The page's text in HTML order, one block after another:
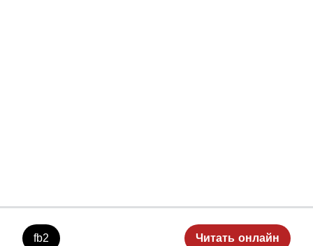
fb2 Читать онлайн